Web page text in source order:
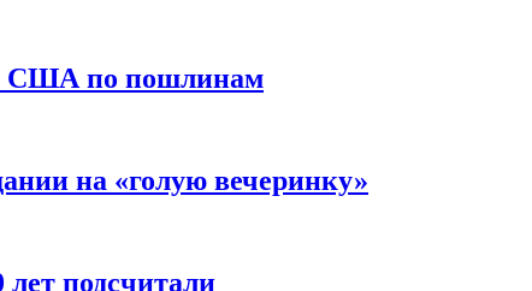
США по пошлинам
на «голую вечеринку»
лет подсчитали